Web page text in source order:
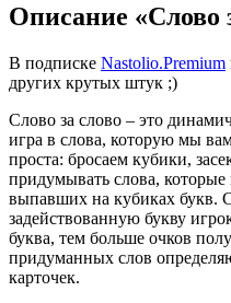
Описание «Слово
В подписке Nastolio.Premium
других крутых штук ;)
Слово за слово – это
игра в слова, которую мы
проста: бросаем кубики,
придумывать слова,
выпавших на кубиках букв.
задействованную букву
буква, тем больше очков
придуманных слов
карточек.